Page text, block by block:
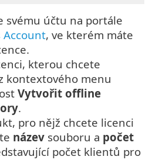
svému účtu na portále
Account, ve kterém máte
kterou chcete
kontextového menu
Vytvořit offline
.
pro nějž chcete licenci
název souboru a počet
počet klientů pro